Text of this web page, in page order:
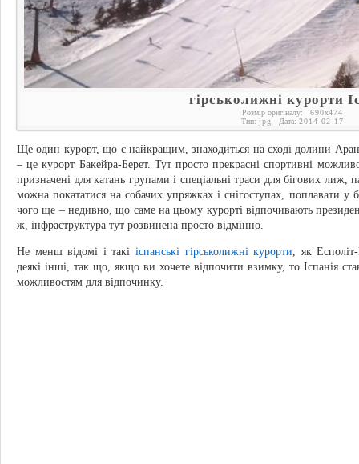
гірськолижні курорти
Розмір оригіналу: 690x474
Тип: jpg Дата: 2014-02-17
Ще один курорт, що є найкращим, знаходиться на сході долини
– це курорт Бакейра-Берет. Тут просто прекрасні спортивні
призначені для катань групами і спеціальні траси для бігових лиж,
можна покататися на собачих упряжках і снігоступах, поплавати у
чого ще – недивно, що саме на цьому курорті відпочивають
ж, інфраструктура тут розвинена просто відмінно.
Не менш відомі і такі іспанські гірськолижні курорти, як
деякі інші, так що, якщо ви хочете відпочити взимку, то Іспанія
можливостям для відпочинку.